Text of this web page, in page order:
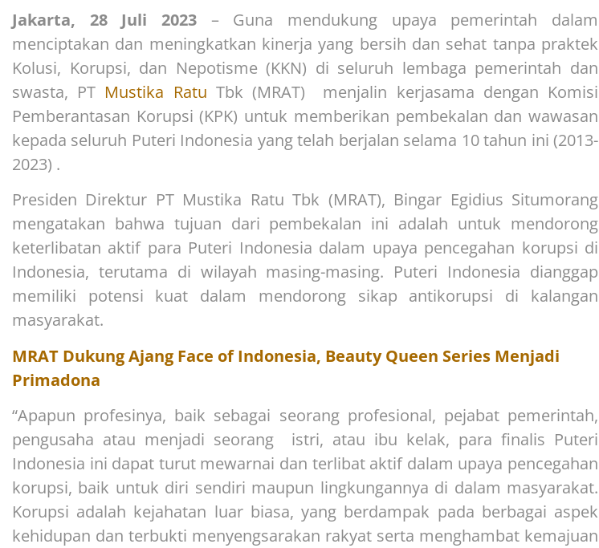
Jakarta, 28 Juli 2023 – Guna mendukung upaya pemerintah dalam
menciptakan dan meningkatkan kinerja yang bersih dan sehat tanpa praktek
Kolusi, Korupsi, dan Nepotisme (KKN) di seluruh lembaga pemerintah dan
swasta, PT Mustika Ratu Tbk (MRAT) menjalin kerjasama dengan Komisi
Pemberantasan Korupsi (KPK) untuk memberikan pembekalan dan wawasan
kepada seluruh Puteri Indonesia yang telah berjalan selama 10 tahun ini (2013-
2023) .
Presiden Direktur PT Mustika Ratu Tbk (MRAT), Bingar Egidius Situmorang
mengatakan bahwa tujuan dari pembekalan ini adalah untuk mendorong
keterlibatan aktif para Puteri Indonesia dalam upaya pencegahan korupsi di
Indonesia, terutama di wilayah masing-masing. Puteri Indonesia dianggap
memiliki potensi kuat dalam mendorong sikap antikorupsi di kalangan
masyarakat.
MRAT Dukung Ajang Face of Indonesia, Beauty Queen Series Menjadi
Primadona
“Apapun profesinya, baik sebagai seorang profesional, pejabat pemerintah,
pengusaha atau menjadi seorang istri, atau ibu kelak, para finalis Puteri
Indonesia ini dapat turut mewarnai dan terlibat aktif dalam upaya pencegahan
korupsi, baik untuk diri sendiri maupun lingkungannya di dalam masyarakat.
Korupsi adalah kejahatan luar biasa, yang berdampak pada berbagai aspek
kehidupan dan terbukti menyengsarakan rakyat serta menghambat kemajuan